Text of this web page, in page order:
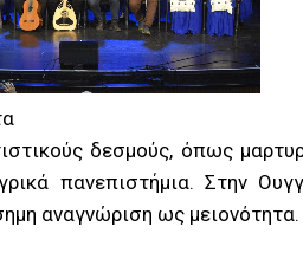
δεσμούς, όπως
πανεπιστήμια. Στην
αναγνώριση ως μειονότητα.